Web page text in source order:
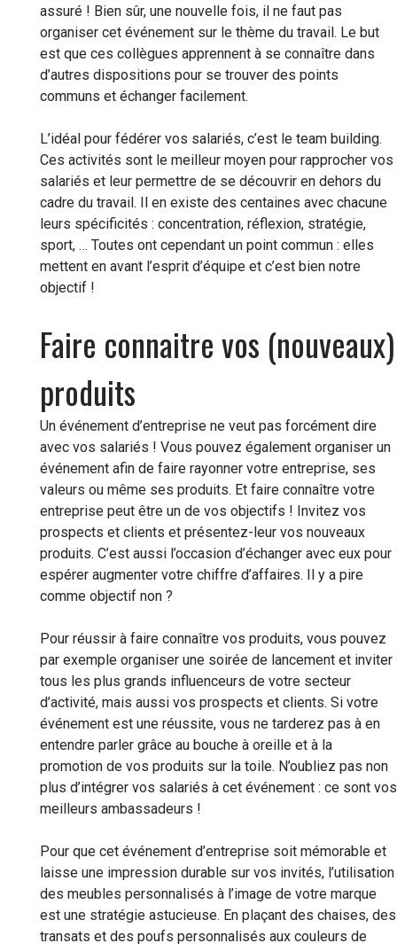
assuré ! Bien sûr, une nouvelle fois, il ne faut pas
organiser cet événement sur le thème du travail. Le but
est que ces collègues apprennent à se connaître dans
d’autres dispositions pour se trouver des points
communs et échanger facilement.
L’idéal pour fédérer vos salariés, c’est le team building.
Ces activités sont le meilleur moyen pour rapprocher vos
salariés et leur permettre de se découvrir en dehors du
cadre du travail. Il en existe des centaines avec chacune
leurs spécificités : concentration, réflexion, stratégie,
sport, … Toutes ont cependant un point commun : elles
mettent en avant l’esprit d’équipe et c’est bien notre
objectif !
Faire connaitre vos (nouveaux)
produits
Un événement d’entreprise ne veut pas forcément dire
avec vos salariés ! Vous pouvez également organiser un
événement afin de faire rayonner votre entreprise, ses
valeurs ou même ses produits. Et faire connaître votre
entreprise peut être un de vos objectifs ! Invitez vos
prospects et clients et présentez-leur vos nouveaux
produits. C’est aussi l’occasion d’échanger avec eux pour
espérer augmenter votre chiffre d’affaires. Il y a pire
comme objectif non ?
Pour réussir à faire connaître vos produits, vous pouvez
par exemple organiser une soirée de lancement et inviter
tous les plus grands influenceurs de votre secteur
d’activité, mais aussi vos prospects et clients. Si votre
événement est une réussite, vous ne tarderez pas à en
entendre parler grâce au bouche à oreille et à la
promotion de vos produits sur la toile. N’oubliez pas non
plus d’intégrer vos salariés à cet événement : ce sont vos
meilleurs ambassadeurs !
Pour que cet événement d’entreprise soit mémorable et
laisse une impression durable sur vos invités, l’utilisation
des meubles personnalisés à l’image de votre marque
est une stratégie astucieuse. En plaçant des chaises, des
transats et des poufs personnalisés aux couleurs de